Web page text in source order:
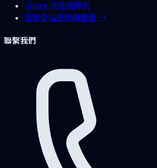
Shure 天花板陣列
瀏覽全站品牌旗艦館 →
聯繫我們